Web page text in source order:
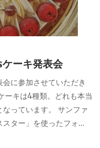
ーキ発表会
に参加させていただき
ーキは4種類。どれも本当
っています。 サンファ
ター」を使ったフォ...